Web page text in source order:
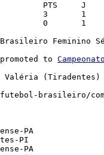
%
0
Brasileiro Feminino
to
(Tiradentes)
brasileiro/